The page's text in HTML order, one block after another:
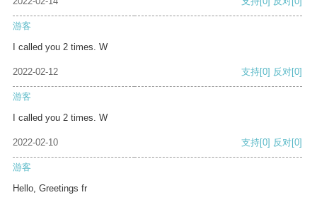
游客
I called you 2 times. W
2022-02-12 支持[0] 反对[0]
游客
I called you 2 times. W
2022-02-10 支持[0] 反对[0]
游客
Hello, Greetings fr